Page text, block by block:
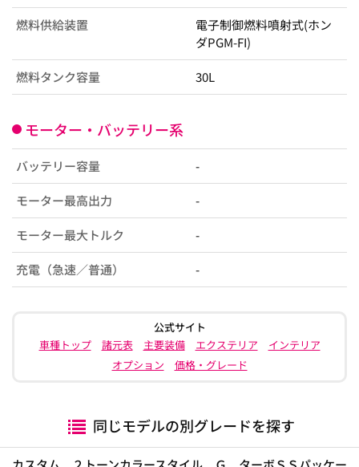
燃料供給装置
電子制御燃料噴射式(ホン
ダPGM-FI)
燃料タンク容量 30L
モーター・バッテリー系
バッテリー容量 -
モーター最高出力 -
モーター最大トルク -
充電（急速／普通） -
公式サイト
車種トップ
諸元表 主要装備 エクステリア
インテリア
オプション
価格・グレード
同じモデルの別グレードを探す